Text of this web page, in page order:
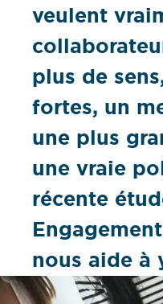
veulent
plus de
fortes, un
une plus
une vraie
récente
nous aide à